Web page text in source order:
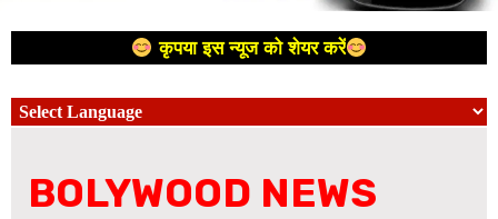
कृपया इस न्यूज को शेयर करें
BOLYWOOD NEWS